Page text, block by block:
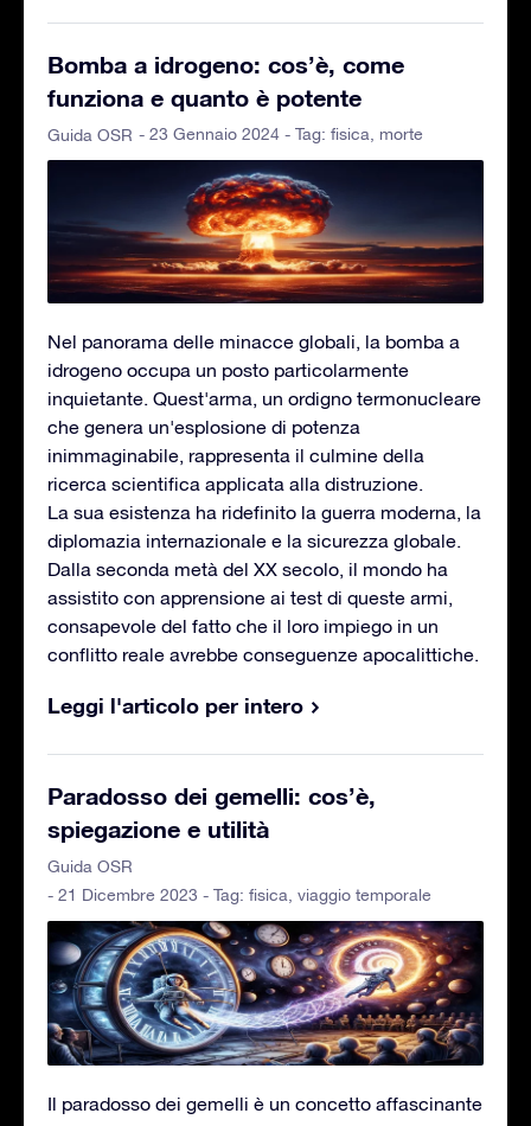
Bomba a idrogeno: cos’è, come
funziona e quanto è potente
Guida OSR - 23 Gennaio 2024 - Tag: fisica morte
Nel panorama delle minacce globali, la bomba a
idrogeno occupa un posto particolarmente
inquietante. Quest'arma, un ordigno termonucleare
che genera un'esplosione di potenza
inimmaginabile, rappresenta il culmine della
ricerca scientifica applicata alla distruzione.
La sua esistenza ha ridefinito la guerra moderna, la
diplomazia internazionale e la sicurezza globale.
Dalla seconda metà del XX secolo, il mondo ha
assistito con apprensione ai test di queste armi,
consapevole del fatto che il loro impiego in un
conflitto reale avrebbe conseguenze apocalittiche.
Leggi l'articolo per intero
Paradosso dei gemelli: cos’è,
spiegazione e utilità
Guida OSR
- 21 Dicembre 2023 - Tag: fisica, viaggio temporale
Il paradosso dei gemelli è un concetto affascinante